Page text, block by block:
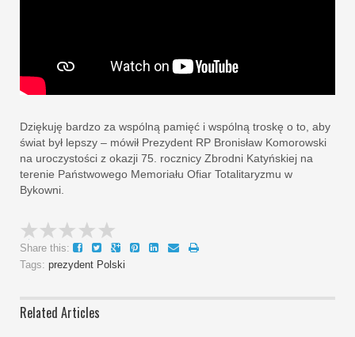
Dziękuję bardzo za wspólną pamięć i wspólną troskę o to, aby
świat był lepszy – mówił Prezydent RP Bronisław Komorowski
na uroczystości z okazji 75. rocznicy Zbrodni Katyńskiej na
terenie Państwowego Memoriału Ofiar Totalitaryzmu w
Bykowni.
Share this:
Tags: prezydent Polski
Related Articles